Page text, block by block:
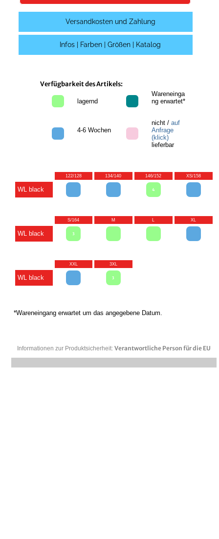
Versandkosten und Zahlung
Infos | Farben | Größen | Katalog
Verfügbarkeit des Artikels:
lagernd
Wareneinga
ng erwartet*
4-6 Wochen
nicht /auf
Anfrage
(klick)
lieferbar
122/128 134/140 146/152 XS/158
WL black 4
S/164 M XL
WL black 3
XXL 3XL
WL black 3
*Wareneingang erwartet um das angegebene Datum.
Informationen zur Produktsicherheit: Verantwortliche Person für die EU